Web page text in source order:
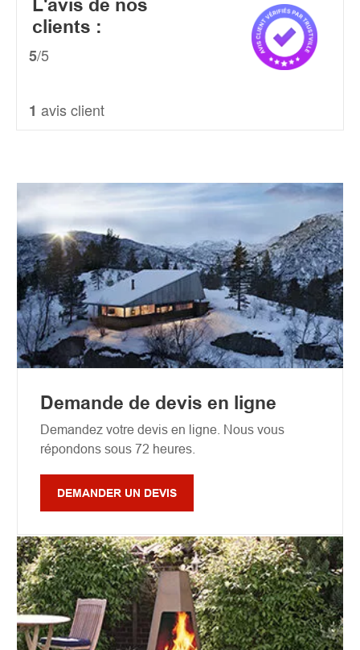
L'avis de nos
clients :
5/5
1 avis client
Demande de devis en ligne
Demandez votre devis en ligne. Nous vous
répondons sous 72 heures.
DEMANDER UN DEVIS